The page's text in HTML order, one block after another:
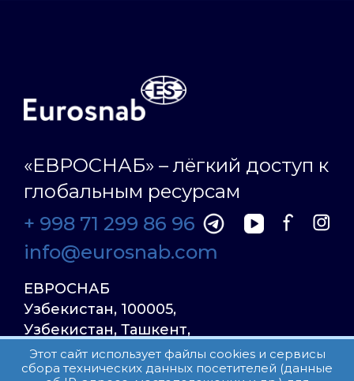
«ЕВРОСНАБ» – лёгкий доступ к
глобальным ресурсам
+ 998 71 299 86 96
info@eurosnab.com
ЕВРОСНАБ
Узбекистан, 100005,
Узбекистан, Ташкент,
Улица Фаргона Йули
23, дом 31
Этот сайт использует файлы cookies и сервисы
сбора технических данных посетителей (данные